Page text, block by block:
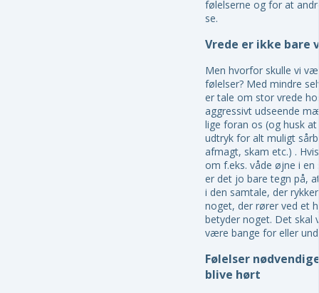
følelserne og for at
se.
Vrede er ikke bare
Men hvorfor skulle vi
følelser? Med mindre
er tale om stor vrede
aggressivt udseende
lige foran os (og husk
udtryk for alt muligt
afmagt, skam etc.) .
om f.eks. våde øjne i en
er det jo bare tegn på,
i den samtale, der
noget, der rører ved et
betyder noget. Det skal
være bange for eller
Følelser
blive hørt